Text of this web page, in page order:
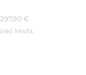
297,90 €
inkl. MwSt.